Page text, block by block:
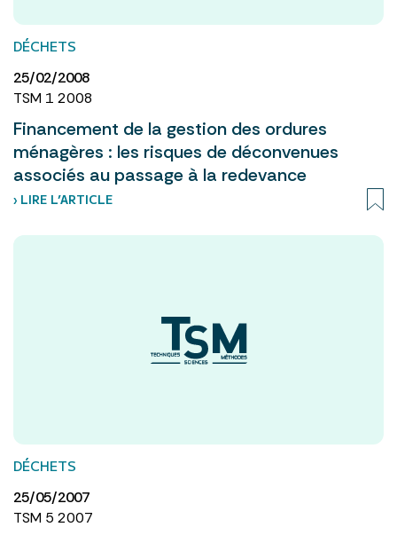
DÉCHETS
25/02/2008
TSM 1 2008
Financement de la gestion des ordures
ménagères : les risques de déconvenues
associés au passage à la redevance
› LIRE L’ARTICLE
DÉCHETS
25/05/2007
TSM 5 2007